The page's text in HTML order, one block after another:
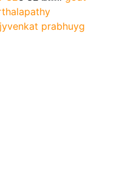
thalapathy
venkat prabhuyg